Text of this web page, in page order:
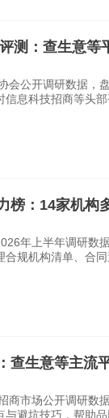
测：查生意等
会公开调研数据，
信息科技招商等头
榜：14家机构
年上半年调研数
规机构清单、合
查生意等主流
商市场公开调研数
避坑技巧，帮助